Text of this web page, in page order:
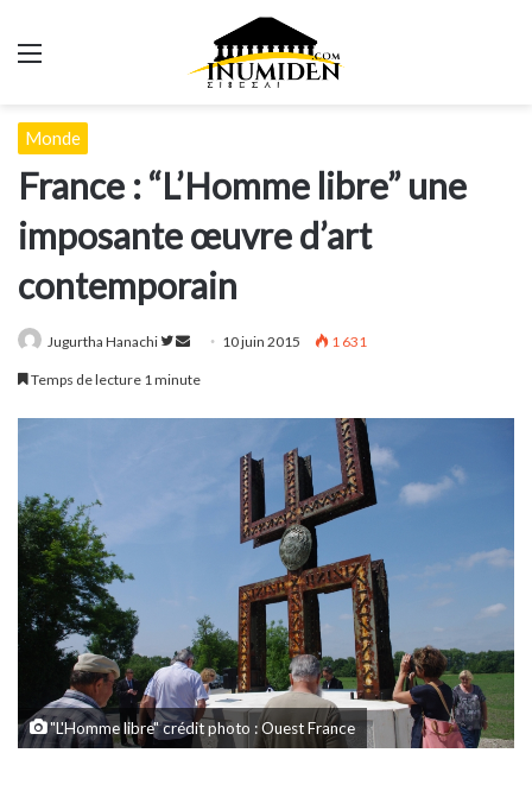
Menu
Monde
France : “L’Homme libre” une
imposante œuvre d’art
contemporain
Jugurtha Hanachi
Suivre
Envoyer10 juin 2015 1 631
Temps de lecture 1 minute
"L'Homme libre" crédit photo : Ouest France